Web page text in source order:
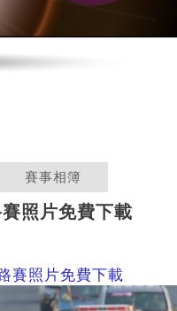
賽事相簿
照片免費下載
賽照片免費下載